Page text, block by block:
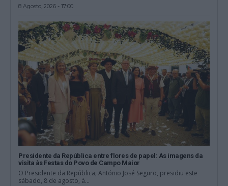
8 Agosto, 2026 - 17:00
Presidente da República entre flores de papel: As imagens da
visita às Festas do Povo de Campo Maior
O Presidente da República, António José Seguro, presidiu este
sábado, 8 de agosto, à...